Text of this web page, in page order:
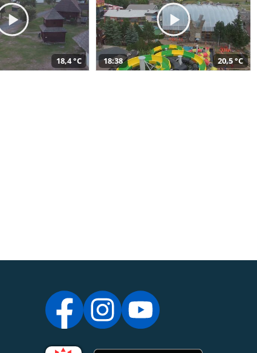
18,4 °C 18:38 20,5 °C